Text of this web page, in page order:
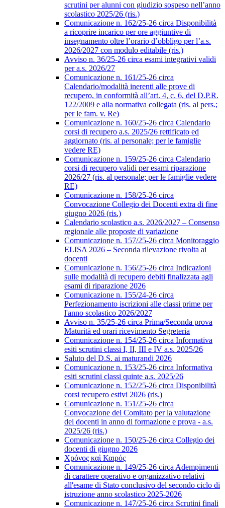
scrutini per alunni con giudizio sospeso nell’anno
scolastico 2025/26 (ris.)
Comunicazione n. 162/25-26 circa Disponibilità
a ricoprire incarico per ore aggiuntive di
insegnamento oltre l’orario d’obbligo per l’a.s.
2026/2027 con modulo editabile (ris.)
Avviso n. 36/25-26 circa esami integrativi validi
per a.s. 2026/27
Comunicazione n. 161/25-26 circa
Calendario/modalità inerenti alle prove di
recupero, in conformità all’art. 4, c. 6, del D.P.R.
122/2009 e alla normativa collegata (ris. al pers.;
per le fam. v. Re)
Comunicazione n. 160/25-26 circa Calendario
corsi di recupero a.s. 2025/26 rettificato ed
aggiornato (ris. al personale; per le famiglie
vedere RE)
Comunicazione n. 159/25-26 circa Calendario
corsi di recupero validi per esami riparazione
2026/27 (ris. al personale; per le famiglie vedere
RE)
Comunicazione n. 158/25-26 circa
Convocazione Collegio dei Docenti extra di fine
giugno 2026 (ris.)
Calendario scolastico a.s. 2026/2027 – Consenso
regionale alle proposte di variazione
Comunicazione n. 157/25-26 circa Monitoraggio
ELISA 2026 – Seconda rilevazione rivolta ai
docenti
Comunicazione n. 156/25-26 circa Indicazioni
sulle modalità di recupero debiti finalizzata agli
esami di riparazione 2026
Comunicazione n. 155/24-26 circa
Perfezionamento iscrizioni alle classi prime per
l'anno scolastico 2026/2027
Avviso n. 35/25-26 circa Prima/Seconda prova
Maturità ed orari ricevimento Segreteria
Comunicazione n. 154/25-26 circa Informativa
esiti scrutini classi I, II, III e IV a.s. 2025/26
Saluto del D.S. ai maturandi 2026
Comunicazione n. 153/25-26 circa Informativa
esiti scrutini classi quinte a.s. 2025/26
Comunicazione n. 152/25-26 circa Disponibilità
corsi recupero estivi 2026 (ris.)
Comunicazione n. 151/25-26 circa
Convocazione del Comitato per la valutazione
dei docenti in anno di formazione e prova - a.s.
2025/26 (ris.)
Comunicazione n. 150/25-26 circa Collegio dei
docenti di giugno 2026
Χρόνος καὶ Καιρός
Comunicazione n. 149/25-26 circa Adempimenti
di carattere operativo e organizzativo relativi
all'esame di Stato conclusivo del secondo ciclo di
istruzione anno scolastico 2025-2026
Comunicazione n. 147/25-26 circa Scrutini finali